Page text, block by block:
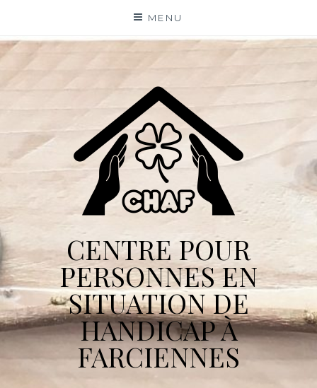
content
MENU
CENTRE POUR
PERSONNES EN
SITUATION DE
HANDICAP À
FARCIENNES